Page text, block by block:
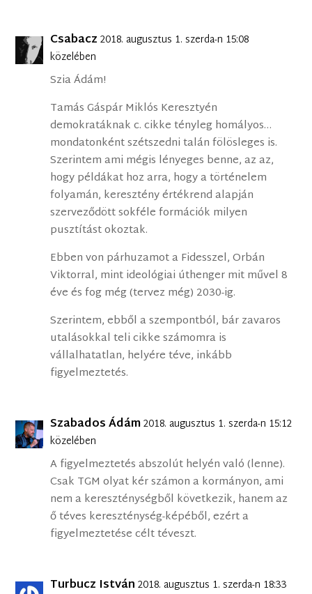
Csabacz 2018. augusztus 1. szerda-n 15:08
közelében
Szia Ádám!
Tamás Gáspár Miklós Keresztyén
demokratáknak c. cikke tényleg homályos…
mondatonként szétszedni talán fölösleges is.
Szerintem ami mégis lényeges benne, az az,
hogy példákat hoz arra, hogy a történelem
folyamán, keresztény értékrend alapján
szerveződött sokféle formációk milyen
pusztítást okoztak.
Ebben von párhuzamot a Fidesszel, Orbán
Viktorral, mint ideológiai úthenger mit művel 8
éve és fog még (tervez még) 2030-ig.
Szerintem, ebből a szempontból, bár zavaros
utalásokkal teli cikke számomra is
vállalhatatlan, helyére téve, inkább
figyelmeztetés.
Szabados Ádám2018. augusztus 1. szerda-n 15:12
közelében
A figyelmeztetés abszolút helyén való (lenne).
Csak TGM olyat kér számon a kormányon, ami
nem a kereszténységből következik, hanem az
ő téves kereszténység-képéből, ezért a
figyelmeztetése célt téveszt.
Turbucz István 2018. augusztus 1. szerda-n 18:33